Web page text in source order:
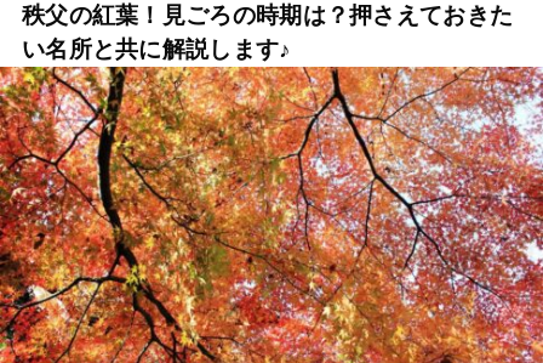
秩父の紅葉！見ごろの時期は？押さえておきた
い名所と共に解説します♪